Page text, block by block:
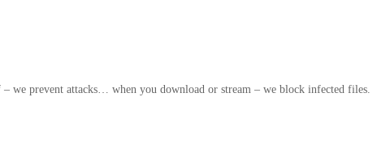
prevent attacks… when you download or stream – we block infected files.